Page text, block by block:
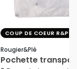
COUP DE COEUR R&P
Rougier&plé
Pochette